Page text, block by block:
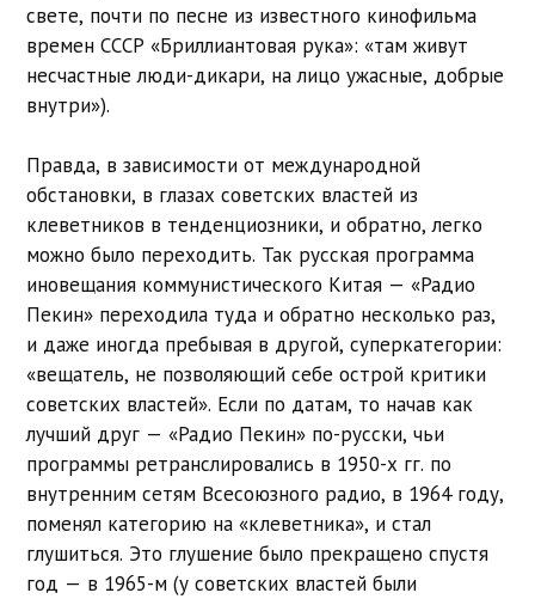
свете, почти по песне из известного кинофильма
времен СССР «Бриллиантовая рука»: «там живут
несчастные люди-дикари, на лицо ужасные, добрые
внутри»).
Правда, в зависимости от международной
обстановки, в глазах советских властей из
клеветников в тенденциозники, и обратно, легко
можно было переходить. Так русская программа
иновещания коммунистического Китая — «Радио
Пекин» переходила туда и обратно несколько раз,
и даже иногда пребывая в другой, суперкатегории:
«вещатель, не позволяющий себе острой критики
советских властей». Если по датам, то начав как
лучший друг — «Радио Пекин» по-русски, чьи
программы ретранслировались в 1950-х гг. по
внутренним сетям Всесоюзного радио, в 1964 году,
поменял категорию на «клеветника», и стал
глушиться. Это глушение было прекращено спустя
год — в 1965-м (у советских властей были